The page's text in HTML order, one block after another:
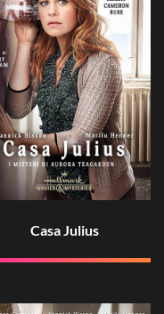
Casa Julius